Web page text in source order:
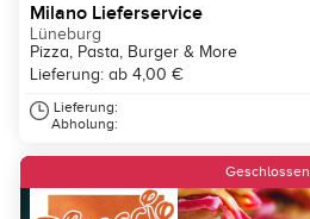
Milano Lieferservice
Lüneburg
Pizza, Pasta, Burger & More
Lieferung: ab 4,00 €
Lieferung:
Abholung:
Geschlossen